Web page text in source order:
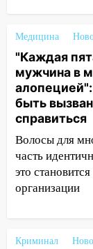
В
15:51
15:47 На
курьера:
15:15
новый
по улице
Медицина
"Каждая
мужчина в
быть
справиться
Волосы для
часть
это
организации
Криминал